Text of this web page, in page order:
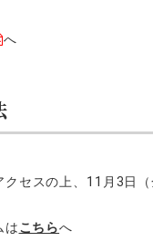
へ
セスの上、11月3日（
はこちらへ